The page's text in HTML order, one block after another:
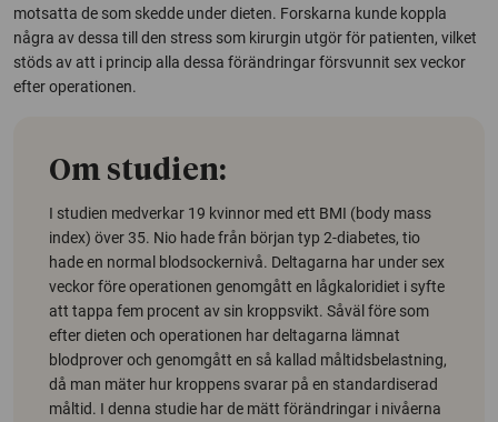
motsatta de som skedde under dieten. Forskarna kunde koppla
några av dessa till den stress som kirurgin utgör för patienten, vilket
stöds av att i princip alla dessa förändringar försvunnit sex veckor
efter operationen.
Om studien:
I studien medverkar 19 kvinnor med ett BMI (body mass
index) över 35. Nio hade från början typ 2-diabetes, tio
hade en normal blodsockernivå. Deltagarna har under sex
veckor före operationen genomgått en lågkaloridiet i syfte
att tappa fem procent av sin kroppsvikt. Såväl före som
efter dieten och operationen har deltagarna lämnat
blodprover och genomgått en så kallad måltidsbelastning,
då man mäter hur kroppens svarar på en standardiserad
måltid. I denna studie har de mätt förändringar i nivåerna